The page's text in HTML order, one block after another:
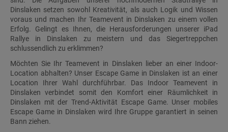
Dinslaken setzen sowohl Kreativität, als auch Logik und Wissen
voraus und machen Ihr Teamevent in Dinslaken zu einem vollen
Erfolg. Gelingt es Ihnen, die Herausforderungen unserer iPad
Rallye in Dinslaken zu meistern und das Siegertreppchen
schlussendlich zu erklimmen?
Möchten Sie Ihr Teamevent in Dinslaken lieber an einer Indoor-
Location abhalten? Unser Escape Game in Dinslaken ist an einer
Location Ihrer Wahl durchführbar. Das Indoor Teamevent in
Dinslaken verbindet somit den Komfort einer Räumlichkeit in
Dinslaken mit der Trend-Aktivität Escape Game. Unser mobiles
Escape Game in Dinslaken wird Ihre Gruppe garantiert in seinen
Bann ziehen.